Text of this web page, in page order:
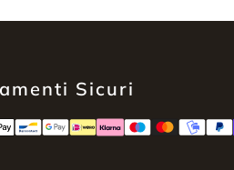
Sicuri